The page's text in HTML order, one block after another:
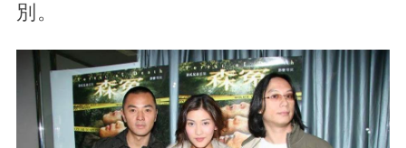
別。